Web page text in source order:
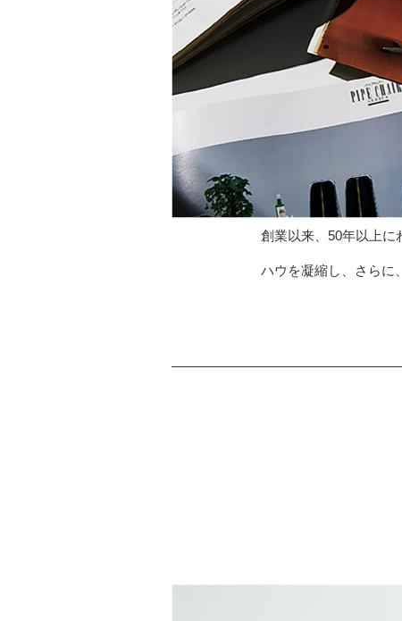
創業以来、50年以上に
ハウを凝縮し、さらに